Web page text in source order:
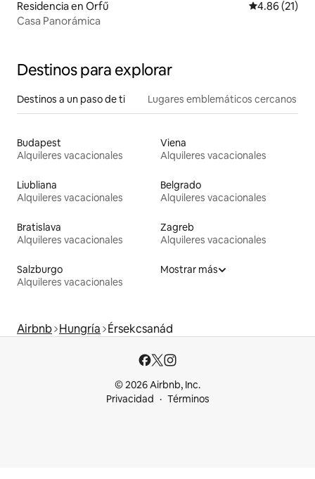
Residencia en Orfű Calificación
4.86 (21)
Casa Panorámica
Destinos para explorar
Destinos a un paso de ti Lugares emblemáticos cercanos
Budapest
Alquileres vacacionales
Viena
Alquileres vacacionales
Liubliana
Alquileres vacacionales
Belgrado
Alquileres vacacionales
Bratislava
Alquileres vacacionales
Zagreb
Alquileres vacacionales
Salzburgo
Alquileres vacacionales
Mostrar más
Airbnb Hungría Érsekcsanád
© 2026 Airbnb, Inc.
Privacidad
Términos